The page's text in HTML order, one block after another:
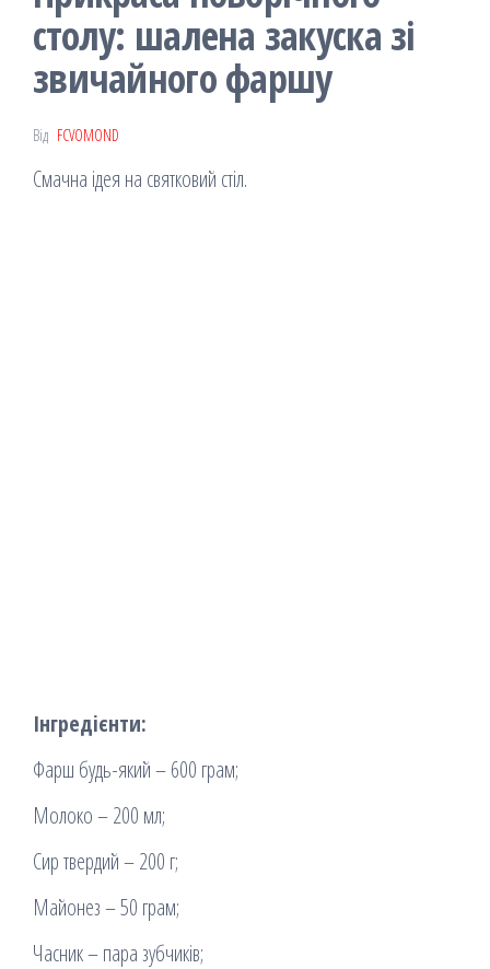
столу: шалена закуска зі
звичайного фаршу
Від FCVOMOND
Смачна ідея на святковий стіл.
Інгредієнти:
Фарш будь-який – 600 грам;
Молоко – 200 мл;
Сир твердий – 200 г;
Майонез – 50 грам;
Часник – пара зубчиків;